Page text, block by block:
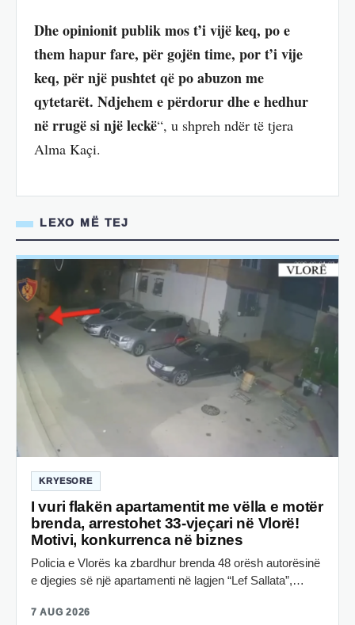
Dhe opinionit publik mos t’i vijë keq, po e
them hapur fare, për gojën time, por t’i vije
keq, për një pushtet që po abuzon me
qytetarët. Ndjehem e përdorur dhe e hedhur
në rrugë si një leckë“, u shpreh ndër të tjera
Alma Kaçi.
LEXO MË TEJ
KRYESORE
I vuri flakën apartamentit me vëlla e motër
brenda, arrestohet 33-vjeçari në Vlorë!
Motivi, konkurrenca në biznes
Policia e Vlorës ka zbardhur brenda 48 orësh autorësinë
e djegies së një apartamenti në lagjen “Lef Sallata”,…
7 AUG 2026